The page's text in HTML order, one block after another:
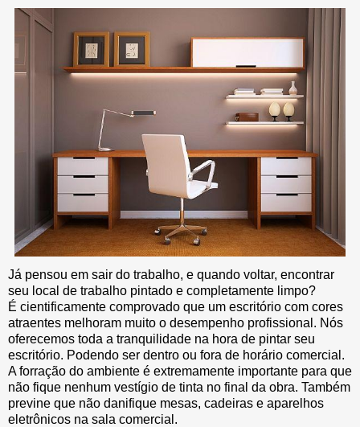
Já pensou em sair do trabalho, e quando voltar, encontrar
seu local de trabalho pintado e completamente limpo?
É cientificamente comprovado que um escritório com cores
atraentes melhoram muito o desempenho profissional. Nós
oferecemos toda a tranquilidade na hora de pintar seu
escritório. Podendo ser dentro ou fora de horário comercial.
A forração do ambiente é extremamente importante para que
não fique nenhum vestígio de tinta no final da obra. Também
previne que não danifique mesas, cadeiras e aparelhos
eletrônicos na sala comercial.